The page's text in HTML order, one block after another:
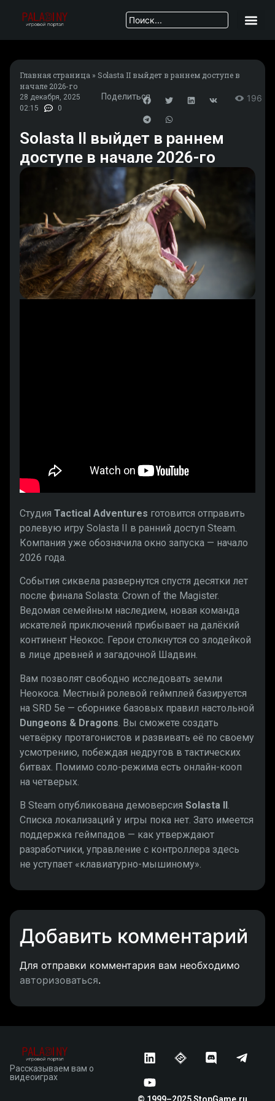
Главная страница » Solasta II выйдет в раннем доступе в
начале 2026-го
28 декабря, 2025
02:15
0
Поделиться 196
Solasta II выйдет в раннем
доступе в начале 2026-го
Студия Tactical Adventures готовится отправить
ролевую игру Solasta II в ранний доступ Steam.
Компания уже обозначила окно запуска — начало
2026 года.
События сиквела развернутся спустя десятки лет
после финала Solasta: Crown of the Magister.
Ведомая семейным наследием, новая команда
искателей приключений прибывает на далёкий
континент Неокос. Герои столкнутся со злодейкой
в лице древней и загадочной Шадвин.
Вам позволят свободно исследовать земли
Неокоса. Местный ролевой геймплей базируется
на SRD 5e — сборнике базовых правил настольной
Dungeons & Dragons . Вы сможете создать
четвёрку протагонистов и развивать её по своему
усмотрению, побеждая недругов в тактических
битвах. Помимо соло-режима есть онлайн-кооп
на четверых.
В Steam опубликована демоверсия Solasta II.
Списка локализаций у игры пока нет. Зато имеется
поддержка геймпадов — как утверждают
разработчики, управление с контроллера здесь
не уступает «клавиатурно-мышиному».
Добавить комментарий
Для отправки комментария вам необходимо
авторизоваться.
Рассказываем вам о
видеоиграх